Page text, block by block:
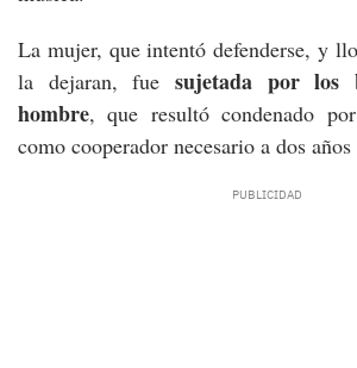
La mujer, que intentó defenderse, y
la dejaran, fue sujetada por los
hombre, que resultó condenado
como cooperador necesario a dos